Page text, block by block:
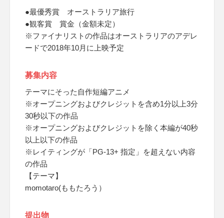
●最優秀賞 オーストラリア旅行
●観客賞 賞金（金額未定）
※ファイナリストの作品はオーストラリアのアデレ
ードで2018年10月に上映予定
募集内容
テーマにそった自作短編アニメ
※オープニングおよびクレジットを含め1分以上3分
30秒以下の作品
※オープニングおよびクレジットを除く本編が40秒
以上以下の作品
※レイティングが「PG-13+ 指定」を超えない内容
の作品
【テーマ】
momotaro(ももたろう）
提出物